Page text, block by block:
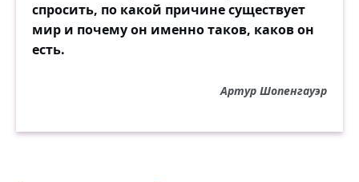
спросить, по какой причине существует
мир и почему он именно таков, каков он
есть.
Артур Шопенгауэр